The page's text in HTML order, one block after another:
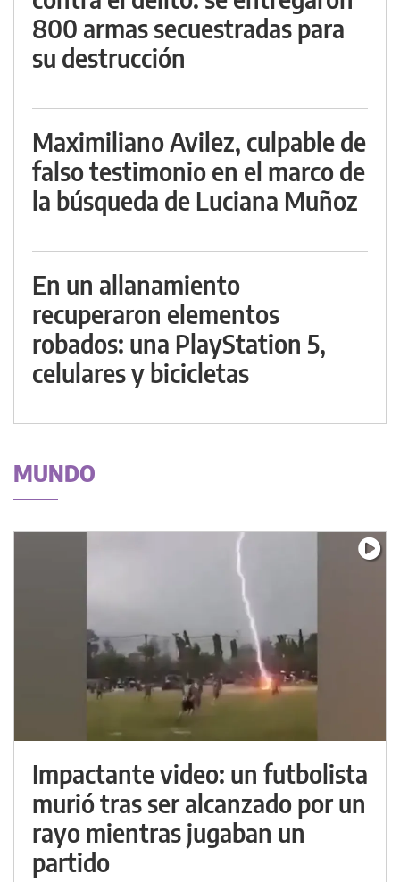
800 armas secuestradas para
su destrucción
Maximiliano Avilez, culpable de
falso testimonio en el marco de
la búsqueda de Luciana Muñoz
En un allanamiento
recuperaron elementos
robados: una PlayStation 5,
celulares y bicicletas
MUNDO
Impactante video: un futbolista
murió tras ser alcanzado por un
rayo mientras jugaban un
partido